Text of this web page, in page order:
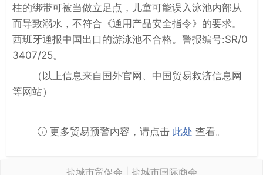
柱的绑带可被当做立足点，儿童可能误入泳池内部从
而导致溺水，不符合《通用产品安全指令》的要求。
西班牙通报中国出口的游泳池不合格。警报编号:SR/0
3407/25。
（以上信息来自国外官网、中国贸易救济信息网
等网站）
更多贸易预警内容，请点击 此处 查看。
盐城市贸促会 | 盐城市国际商会